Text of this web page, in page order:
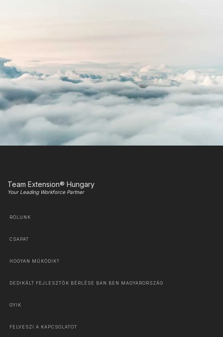
Team Extension® Hungary
Your Leading Workforce Partner
RÓLUNK
CSAPAT
HOGYAN MŰKÖDIK?
DEDIKÁLT FEJLESZTŐK BÉRLÉSE BAN BEN MAGYARORSZÁG
GYIK
FELVESZI A KAPCSOLATOT